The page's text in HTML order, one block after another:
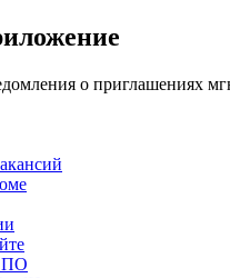
о приглашениях
ПО